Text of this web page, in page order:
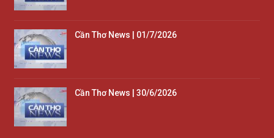
Cần Thơ News | 01/7/2026
Cần Thơ News | 30/6/2026